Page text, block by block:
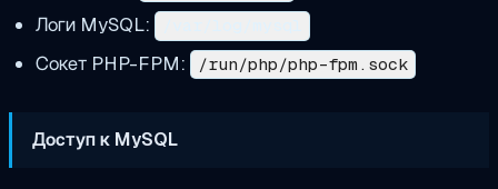
Логи MySQL:
Сокет PHP-FPM: /run/php/php-fpm.sock
Доступ к MySQL